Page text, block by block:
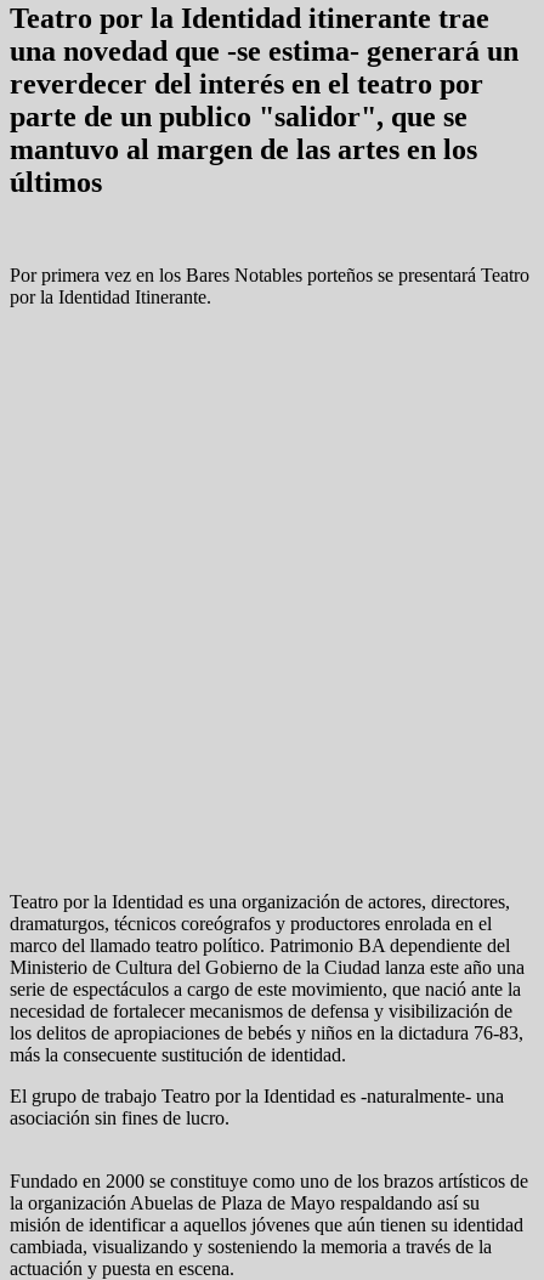
Teatro por la Identidad itinerante trae
una novedad que -se estima- generará un
reverdecer del interés en el teatro por
parte de un publico "salidor", que se
mantuvo al margen de las artes en los
últimos
Por primera vez en los Bares Notables porteños se presentará Teatro
por la Identidad Itinerante.
Teatro por la Identidad es una organización de actores, directores,
dramaturgos, técnicos coreógrafos y productores enrolada en el
marco del llamado teatro político. Patrimonio BA dependiente del
Ministerio de Cultura del Gobierno de la Ciudad lanza este año una
serie de espectáculos a cargo de este movimiento, que nació ante la
necesidad de fortalecer mecanismos de defensa y visibilización de
los delitos de apropiaciones de bebés y niños en la dictadura 76-83,
más la consecuente sustitución de identidad.
El grupo de trabajo Teatro por la Identidad es -naturalmente- una
asociación sin fines de lucro.
Fundado en 2000 se constituye como uno de los brazos artísticos de
la organización Abuelas de Plaza de Mayo respaldando así su
misión de identificar a aquellos jóvenes que aún tienen su identidad
cambiada, visualizando y sosteniendo la memoria a través de la
actuación y puesta en escena.